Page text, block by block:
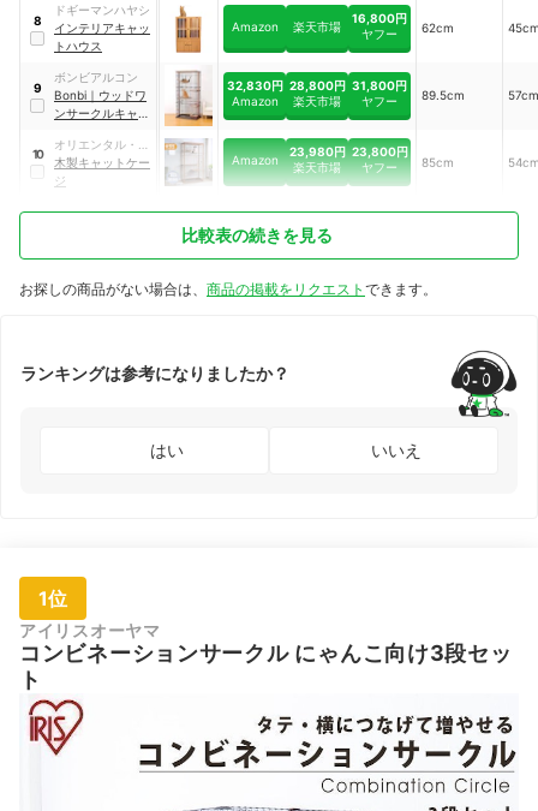
8
ドギーマンハヤシ
インテリアキャッ
トハウス
Amazon 楽天市場
16,800円
ヤフー
62cm
9
ボンビアルコン
Bonbi ｜ ウッドワ
ンサークルキャッ
32,830円
Amazon
28,800円
楽天市場
31,800円
ヤフー
89.5cm 57cm
10
オリエンタル・ス
タンダード・ジャ
パン
木製キャットケー
ジ
Amazon
23,980円
楽天市場
23,800円
ヤフー
85cm
比較表の続きを見る
お探しの商品がない場合は、 商品の掲載をリクエスト できます。
ランキングは参考になりましたか？
はい いいえ
1位
アイリスオーヤマ
コンビネーションサークル にゃんこ向け3段セッ
ト